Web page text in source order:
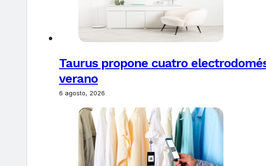
Taurus propone cuatro
verano
6 agosto, 2026